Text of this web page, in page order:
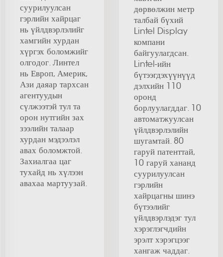
суурилуулсан
гэрлийн хайрцаг
нь үйлдвэрлэлийг
хамгийн хурдан
хүргэх боломжийг
олгодог. Линтел
нь Европ, Америк,
Ази даяар тархсан
агентуудын
сүлжээтэй тул та
орон нутгийн зах
зээлийн талаар
хурдан мэдээлэл
авах боломжтой.
Захиалгаа цаг
тухайд нь хүлээн
авахаа мартуузай.
дөрвөлжин метр
талбай бүхий
Lintel Display
компани
байгуулагдсан.
Lintel-ийн
бүтээгдэхүүнүүд
дэлхийн 110
оронд
борлуулагддаг. 10
автоматжуулсан
үйлдвэрлэлийн
шугамтай. 80
гаруй патенттай,
10 гаруй хананд
суурилуулсан
гэрлийн
хайрцагны шинэ
бүтээлийг
үйлдвэрлэдэг тул
хэрэглэгчдийн
эрэлт хэрэгцээг
хангаж чаддаг.